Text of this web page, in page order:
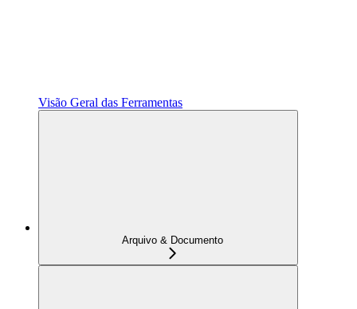
Visão Geral das Ferramentas
Arquivo & Documento